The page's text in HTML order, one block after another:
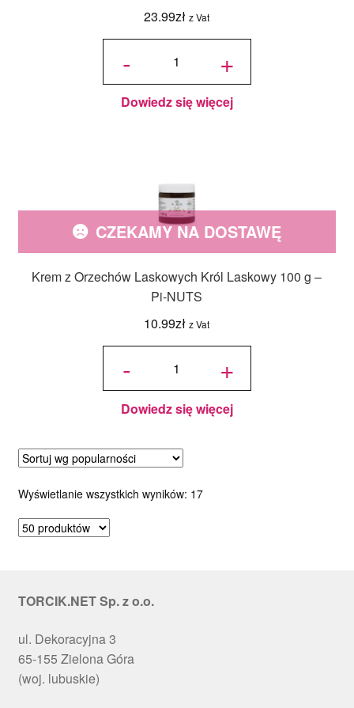
23.99zł z Vat
-
ilość Krem
Laskowych
Król
Laskowy
250 g – Pi-
NUTS
+
Dowiedz się więcej
Krem z Orzechów Laskowych Król Laskowy 100 g –
Pi-NUTS
10.99zł z Vat
CZEKAMY NA DOSTAWĘ
-
ilość Krem
Laskowych
Król
100 g – Pi-
NUTS
+
Dowiedz się więcej
Wyświetlanie wszystkich wyników: 17Posortowane
TORCIK.NET Sp. z o.o.
ul. Dekoracyjna 3
65-155 Zielona Góra
(woj. lubuskie)